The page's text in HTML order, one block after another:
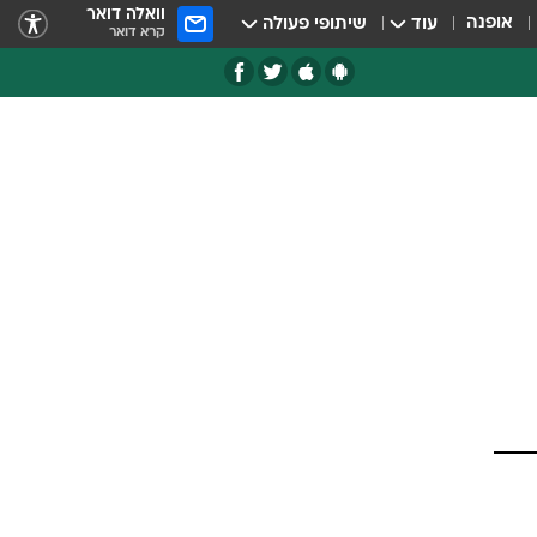
אופנה עוד שיתופי פעולה וואלה דואר
קרא דואר